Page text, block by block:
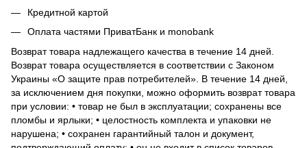
Кредитной картой
Оплата частями ПриватБанк и monobank
Возврат товара надлежащего качества в течение 14 дней.
Возврат товара осуществляется в соответствии с Законом
Украины «О защите прав потребителей». В течение 14 дней,
за исключением дня покупки, можно оформить возврат товара
при условии: • товар не был в эксплуатации; сохранены все
пломбы и ярлыки; • целостность комплекта и упаковки не
нарушена; • сохранен гарантийный талон и документ,